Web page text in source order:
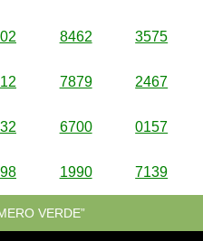
8462 3575
7879 2467
6700 0157
1990 7139
VERDE”